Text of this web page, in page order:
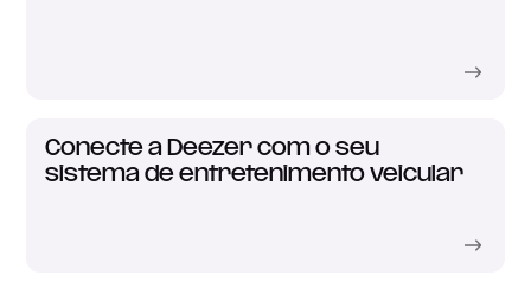
Conecte a Deezer com o seu
sistema de entretenimento veicular